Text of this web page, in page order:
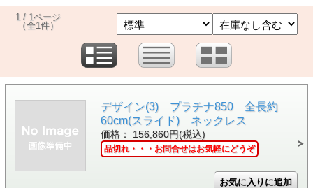
1 / 1ページ
（全1件）
デザイン(3) プラチナ850 全長約
60cm(スライド) ネックレス
価格： 156,860円(税込)
品切れ・・・お問合せはお気軽にどうぞ